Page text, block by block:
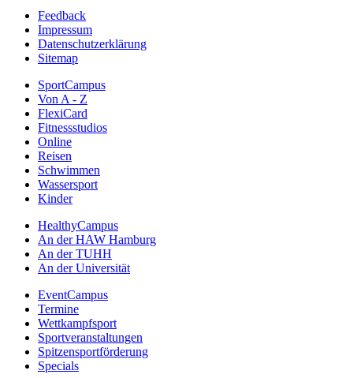
Feedback
Impressum
Datenschutzerklärung
Sitemap
SportCampus
Von A - Z
FlexiCard
Fitnessstudios
Online
Reisen
Schwimmen
Wassersport
Kinder
HealthyCampus
An der HAW Hamburg
An der TUHH
An der Universität
EventCampus
Termine
Wettkampfsport
Sportveranstaltungen
Spitzensportförderung
Specials